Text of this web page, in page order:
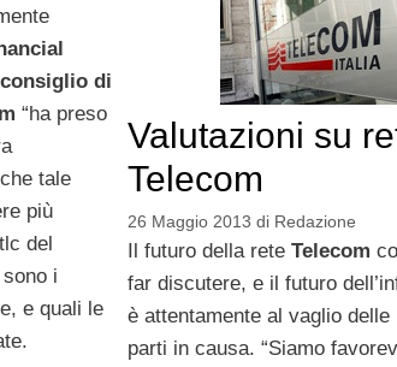
consiglio di
“ha preso
tale
più
del
i
e quali le
Valutazioni su
Telecom
26 Maggio 2013 di Redazione
Il futuro della rete Telecom
far discutere, e il futuro
è attentamente al vaglio delle
parti in causa. “Siamo